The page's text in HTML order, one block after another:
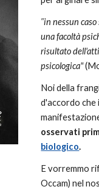
‟in nessun
una facoltà
risultato
psicologica"
Noi della
d'accordo che
osservati
biologico.
E vorremmo
Occam) nel